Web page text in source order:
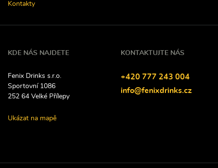
Kontakty
KDE NÁS NAJDETE
Fenix Drinks s.r.o.
Sportovní 1086
252 64 Velké Přílepy
Ukázat na mapě
KONTAKTUJTE NÁS
Telefon:
+420 777 243 004
E-
info@fenixdrinks.cz